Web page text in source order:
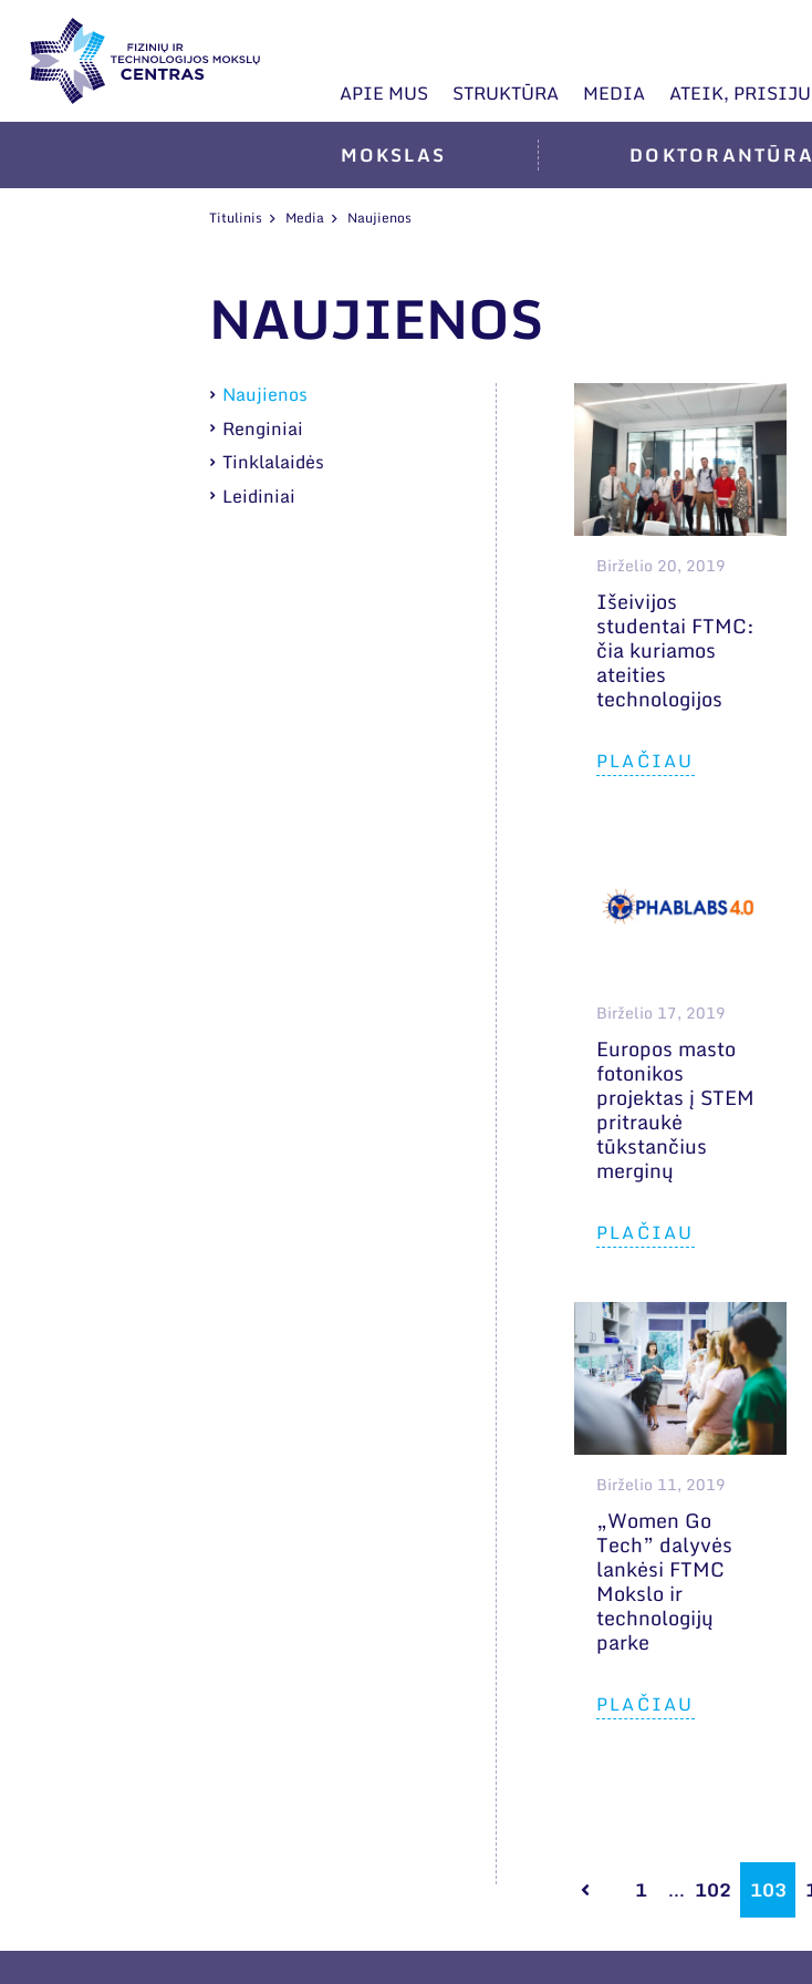
APIE MUS STRUKTŪRA MEDIA ATEIK,
MOKSLAS DOKTORANTŪRA
Titulinis Media Naujienos
NAUJIENOS
Naujienos
Renginiai
Tinklalaidės
Leidiniai
Birželio 20, 2019
Išeivijos
studentai FTMC:
čia kuriamos
ateities
technologijos
PLAČIAU
Birželio 17, 2019
Europos masto
fotonikos
projektas į STEM
pritraukė
tūkstančius
merginų
PLAČIAU
Birželio 11, 2019
„Women Go
Tech” dalyvės
lankėsi FTMC
Mokslo ir
technologijų
parke
PLAČIAU
1 ... 102 103